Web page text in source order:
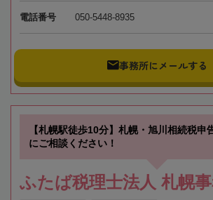
電話番号 050-5448-8935
事務所にメールする
【札幌駅徒歩10分】札幌・旭川相続税申
にご相談ください！
ふたば税理士法人 札幌